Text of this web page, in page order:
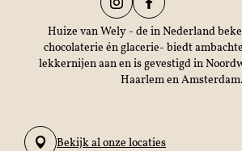
Huize van Wely - de in Nederland
chocolaterie én glacerie- biedt
lekkernijen aan en is gevestigd in
Haarlem en Amsterdam.
Bekijk al onze locaties